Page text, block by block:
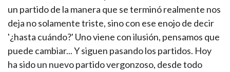
un partido de la manera que se terminó realmente nos
deja no solamente triste, sino con ese enojo de decir
'¿hasta cuándo?' Uno viene con ilusión, pensamos que
puede cambiar... Y siguen pasando los partidos. Hoy
ha sido un nuevo partido vergonzoso, desde todo